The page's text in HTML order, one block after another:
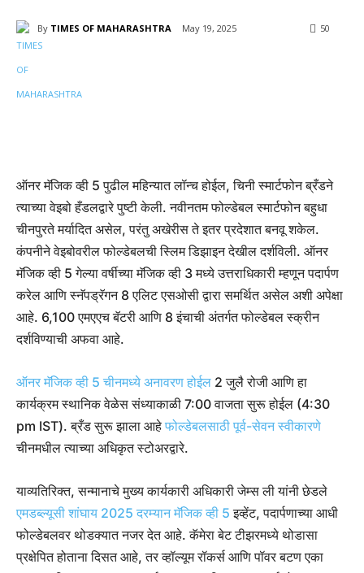
By TIMES OF MAHARASHTRA May 19, 2025 50
ऑनर मॅजिक व्ही 5 पुढील महिन्यात लॉन्च होईल, चिनी स्मार्टफोन ब्रँडने
त्याच्या वेइबो हँडलद्वारे पुष्टी केली. नवीनतम फोल्डेबल स्मार्टफोन बहुधा
चीनपुरते मर्यादित असेल, परंतु अखेरीस ते इतर प्रदेशात बनवू शकेल.
कंपनीने वेइबोवरील फोल्डेबलची स्लिम डिझाइन देखील दर्शविली. ऑनर
मॅजिक व्ही 5 गेल्या वर्षीच्या मॅजिक व्ही 3 मध्ये उत्तराधिकारी म्हणून पदार्पण
करेल आणि स्नॅपड्रॅगन 8 एलिट एसओसी द्वारा समर्थित असेल अशी अपेक्षा
आहे. 6,100 एमएएच बॅटरी आणि 8 इंचाची अंतर्गत फोल्डेबल स्क्रीन
दर्शविण्याची अफवा आहे.
ऑनर मॅजिक व्ही 5 चीनमध्ये अनावरण होईल 2 जुलै रोजी आणि हा
कार्यक्रम स्थानिक वेळेस संध्याकाळी 7:00 वाजता सुरू होईल (4:30
pm IST). ब्रँड सुरू झाला आहे फोल्डेबलसाठी पूर्व-सेवन स्वीकारणे
चीनमधील त्याच्या अधिकृत स्टोअरद्वारे.
याव्यतिरिक्त, सन्मानाचे मुख्य कार्यकारी अधिकारी जेम्स ली यांनी छेडले
एमडब्ल्यूसी शांघाय 2025 दरम्यान मॅजिक व्ही 5 इव्हेंट, पदार्पणाच्या आधी
फोल्डेबलवर थोडक्यात नजर देत आहे. कॅमेरा बेट टीझरमध्ये थोडासा
प्रक्षेपित होताना दिसत आहे, तर व्हॉल्यूम रॉकर्स आणि पॉवर बटण एका